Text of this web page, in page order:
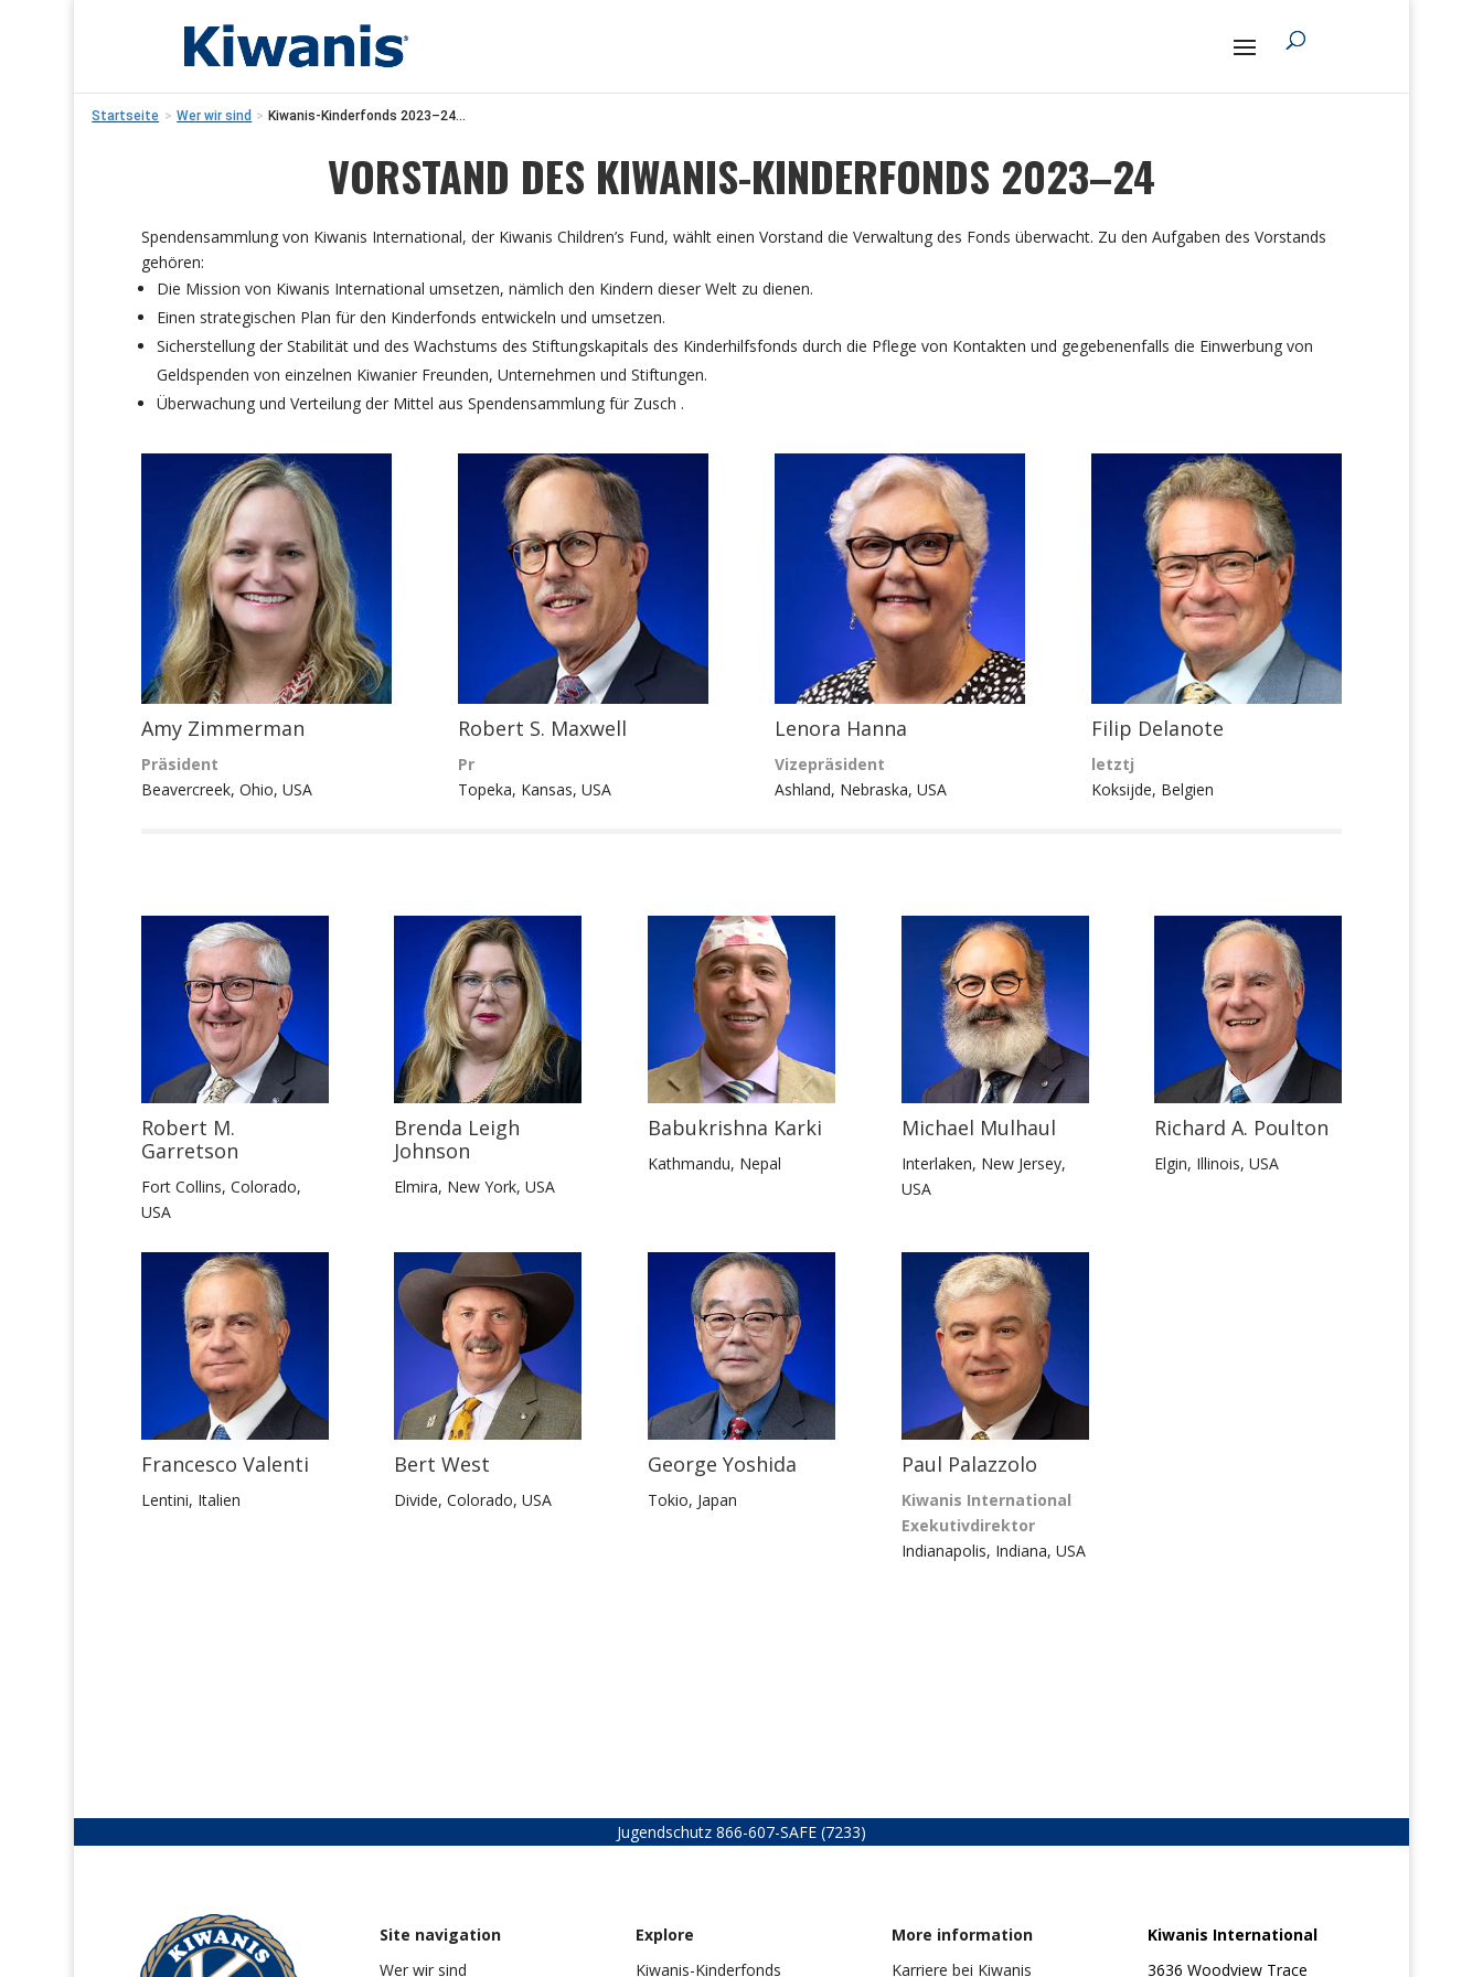
Startseite > Wer wir sind > Kiwanis-Kinderfonds 2023–24...
VORSTAND DES KIWANIS-KINDERFONDS 2023–24
Spendensammlung von Kiwanis International, der Kiwanis Children’s Fund, wählt einen Vorstand die Verwaltung des Fonds überwacht. Zu den Aufgaben des Vorstands
gehören:
Die Mission von Kiwanis International umsetzen, nämlich den Kindern dieser Welt zu dienen.
Einen strategischen Plan für den Kinderfonds entwickeln und umsetzen.
Sicherstellung der Stabilität und des Wachstums des Stiftungskapitals des Kinderhilfsfonds durch die Pflege von Kontakten und gegebenenfalls die Einwerbung von
Geldspenden von einzelnen Kiwanier Freunden, Unternehmen und Stiftungen.
Überwachung und Verteilung der Mittel aus Spendensammlung für Zusch .
Amy Zimmerman
Präsident
Beavercreek, Ohio, USA
Robert S. Maxwell
Pr
Topeka, Kansas, USA
Lenora Hanna
Vizepräsident
Ashland, Nebraska, USA
Filip Delanote
letztj
Koksijde, Belgien
Robert M.
Garretson
Fort Collins, Colorado,
USA
Brenda Leigh
Johnson
Elmira, New York, USA
Babukrishna Karki
Kathmandu, Nepal
Michael Mulhaul
Interlaken, New Jersey,
USA
Richard A. Poulton
Elgin, Illinois, USA
Francesco Valenti
Lentini, Italien
Bert West
Divide, Colorado, USA
George Yoshida
Tokio, Japan
Paul Palazzolo
Kiwanis International
Exekutivdirektor
Indianapolis, Indiana, USA
Jugendschutz 866-607-SAFE (7233)
Site navigation
Wer wir sind
Explore
Kiwanis-Kinderfonds
More information
Karriere bei Kiwanis
Kiwanis International
3636 Woodview Trace